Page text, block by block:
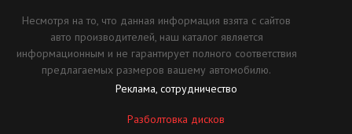
Несмотря на то, что данная информация взята с сайтов
авто производителей, наш каталог является
информационным и не гарантирует полного соответствия
предлагаемых размеров вашему автомобилю.
Реклама, сотрудничество
Разболтовка дисков